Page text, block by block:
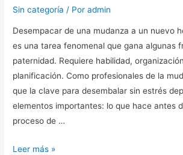
Sin categoría / Poradmin
Desempacar de una mudanza a un nuevo
es una tarea fenomenal que gana algunas
paternidad. Requiere habilidad,
planificación. Como profesionales de la
que la clave para desembalar sin estrés
elementos importantes: lo que hace antes
proceso de …
Leer más »